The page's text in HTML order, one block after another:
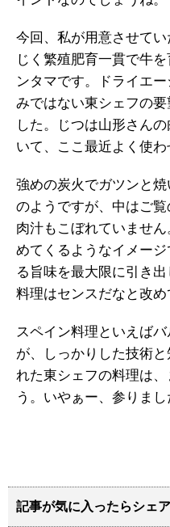
今回、私が用意させて
じく繁殖肥育一貫で牛
ンタマです。ドライエ
みではない東シェフの
した。じつは山形さん
いて、ここ最近よく使わ
強めの炭火でガツンと
のようですが、中はご
肉汁もこぼれていませ
めてくるようなイメー
る旨味を最大限に引き
料理はセンスだなと改め
スペイン料理といえば
が、しっかりした技術
れた東シェフの料理は
う。いやぁー、参りまし
記事が気に入ったらシェ